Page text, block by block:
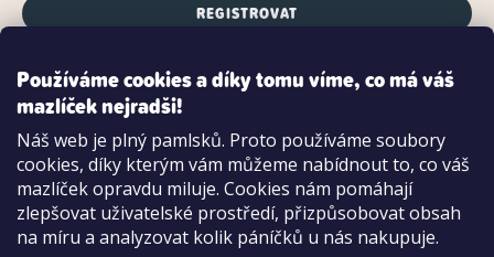
Používáme cookies a díky tomu víme, co má váš
mazlíček nejradši!
Náš web je plný pamlsků. Proto používáme soubory
cookies, díky kterým vám můžeme nabídnout to, co váš
mazlíček opravdu miluje. Cookies nám pomáhají
zlepšovat uživatelské prostředí, přizpůsobovat obsah
na míru a analyzovat kolik páníčků u nás nakupuje.
REGISTROVAT
Možnosti platby:
Dobírkou
Hotově i kartou na pobočce